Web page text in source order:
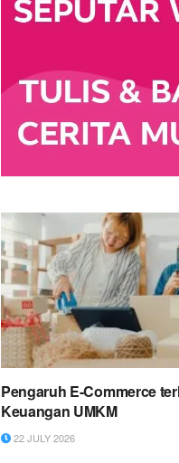
Pengaruh E-Commerce
Keuangan UMKM
22 JULY 2026